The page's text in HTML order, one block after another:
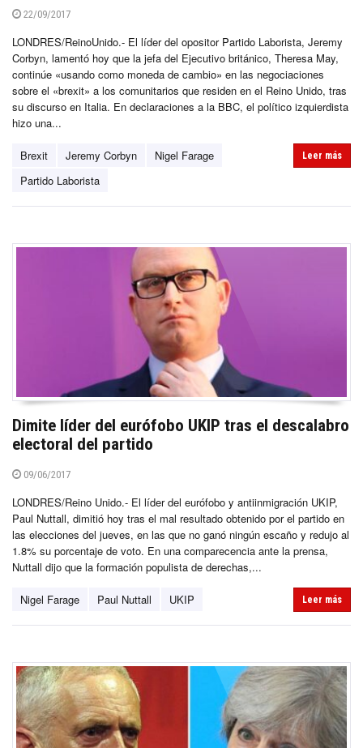
22/09/2017
LONDRES/ReinoUnido.- El líder del opositor Partido Laborista, Jeremy
Corbyn, lamentó hoy que la jefa del Ejecutivo británico, Theresa May,
continúe «usando como moneda de cambio» en las negociaciones
sobre el «brexit» a los comunitarios que residen en el Reino Unido, tras
su discurso en Italia. En declaraciones a la BBC, el político izquierdista
hizo una...
Brexit Jeremy Corbyn
Nigel Farage
Partido Laborista
Leer más
Dimite líder del eurófobo UKIP tras el descalabro
electoral del partido
09/06/2017
LONDRES/Reino Unido.- El líder del eurófobo y antiinmigración UKIP,
Paul Nuttall, dimitió hoy tras el mal resultado obtenido por el partido en
las elecciones del jueves, en las que no ganó ningún escaño y redujo al
1.8% su porcentaje de voto. En una comparecencia ante la prensa,
Nuttall dijo que la formación populista de derechas,...
Nigel Farage Paul Nuttall UKIP Leer más